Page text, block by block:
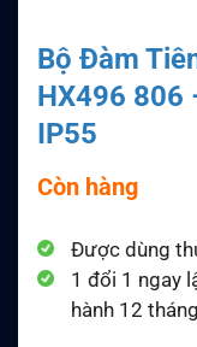
Bộ Đàm
HX496 806
IP55
Còn hàng
Được dùng
1 đổi 1 ngay
hành 12 tháng